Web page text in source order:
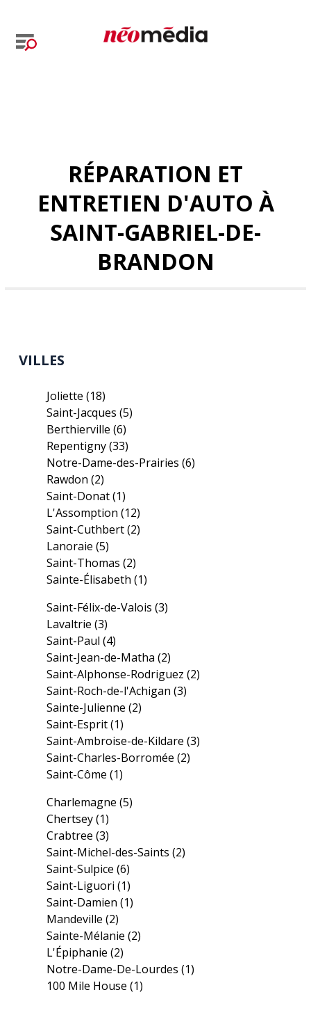
RÉPARATION ET
ENTRETIEN D'AUTO À
SAINT-GABRIEL-DE-
BRANDON
VILLES
Joliette(18)
Saint-Jacques(5)
Berthierville(6)
Repentigny(33)
Notre-Dame-des-Prairies(6)
Rawdon(2)
Saint-Donat(1)
L'Assomption(12)
Saint-Cuthbert(2)
Lanoraie(5)
Saint-Thomas(2)
Sainte-Élisabeth(1)
Saint-Félix-de-Valois(3)
Lavaltrie(3)
Saint-Paul(4)
Saint-Jean-de-Matha(2)
Saint-Alphonse-Rodriguez(2)
Saint-Roch-de-l'Achigan(3)
Sainte-Julienne(2)
Saint-Esprit(1)
Saint-Ambroise-de-Kildare(3)
Saint-Charles-Borromée(2)
Saint-Côme(1)
Charlemagne(5)
Chertsey(1)
Crabtree(3)
Saint-Michel-des-Saints(2)
Saint-Sulpice(6)
Saint-Liguori(1)
Saint-Damien(1)
Mandeville(2)
Sainte-Mélanie(2)
L'Épiphanie(2)
Notre-Dame-De-Lourdes(1)
100 Mile House(1)